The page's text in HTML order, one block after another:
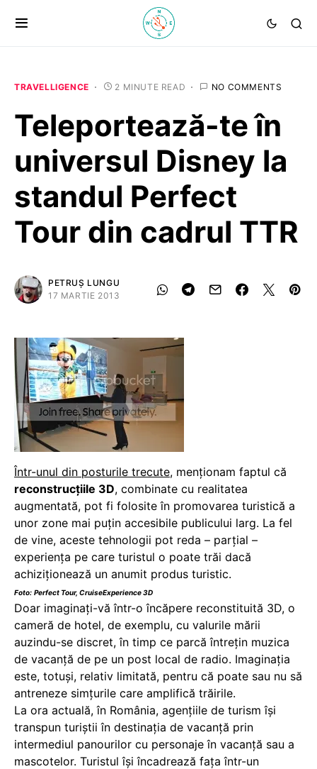
TRAVELLIGENCE 2 MINUTE READ NO COMMENTS
Teleportează-te în
universul Disney la
standul Perfect
Tour din cadrul TTR
PETRUȘ LUNGU
17 MARTIE 2013
Într-unul din posturile trecute, menţionam faptul că
reconstrucţiile 3D, combinate cu realitatea
augmentată, pot fi folosite în promovarea turistică a
unor zone mai puţin accesibile publicului larg. La fel
de vine, aceste tehnologii pot reda – parţial –
experienţa pe care turistul o poate trăi dacă
achiziţionează un anumit produs turistic.
Foto: Perfect Tour, CruiseExperience 3D
Doar imaginaţi-vă într-o încăpere reconstituită 3D, o
cameră de hotel, de exemplu, cu valurile mării
auzindu-se discret, în timp ce parcă întreţin muzica
de vacanţă de pe un post local de radio. Imaginaţia
este, totuşi, relativ limitată, pentru că poate sau nu să
antreneze simţurile care amplifică trăirile.
La ora actuală, în România, agenţiile de turism îşi
transpun turiştii în destinaţia de vacanţă prin
intermediul panourilor cu personaje în vacanţă sau a
mascotelor. Turistul îşi încadrează faţa într-un